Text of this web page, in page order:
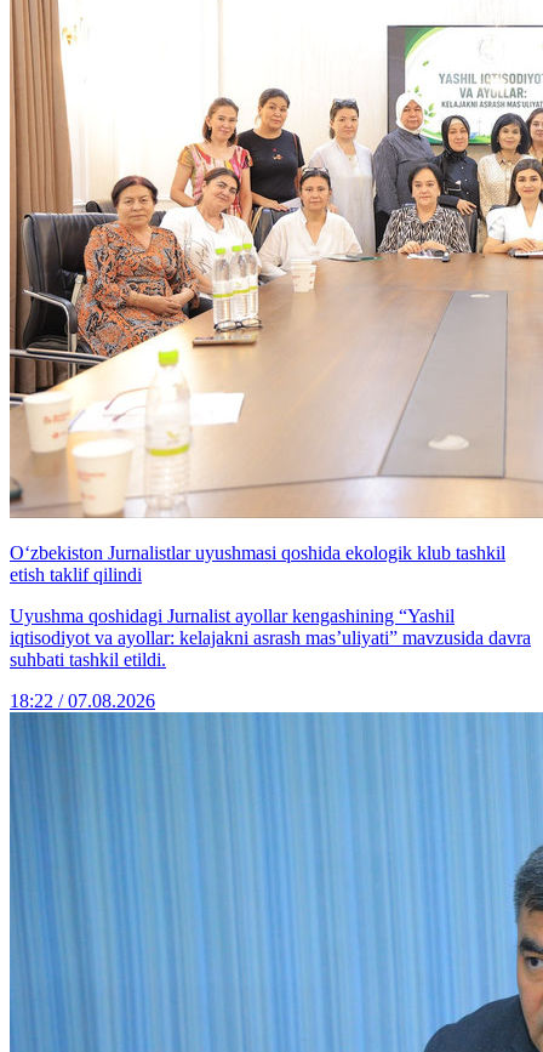
O‘zbekiston Jurnalistlar uyushmasi qoshida ekologik klub tashkil
etish taklif qilindi
Uyushma qoshidagi Jurnalist ayollar kengashining “Yashil
iqtisodiyot va ayollar: kelajakni asrash mas’uliyati” mavzusida davra
suhbati tashkil etildi.
18:22 / 07.08.2026